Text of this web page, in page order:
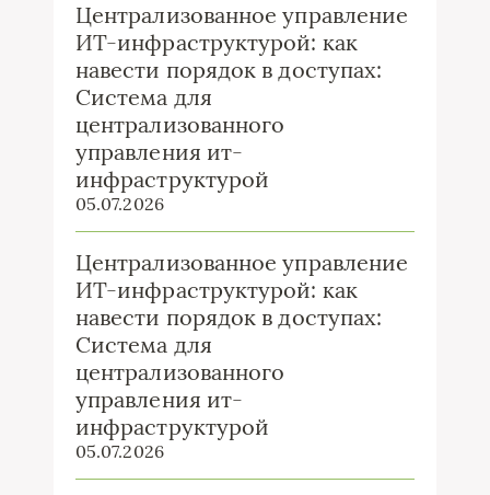
Централизованное управление
ИТ-инфраструктурой: как
навести порядок в доступах:
Система для
централизованного
управления ит-
инфраструктурой
05.07.2026
Централизованное управление
ИТ-инфраструктурой: как
навести порядок в доступах:
Система для
централизованного
управления ит-
инфраструктурой
05.07.2026